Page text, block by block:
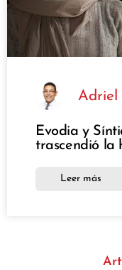
Adriel
Evodia y
trascendió la
Leer más